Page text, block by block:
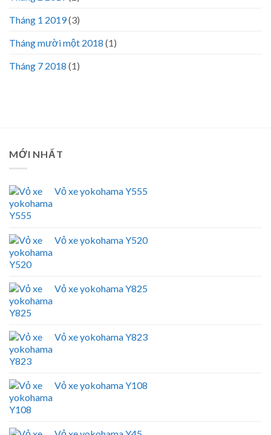
Tháng 1 2019(3)
Tháng mười một 2018 (1)
Tháng 7 2018 (1)
MỚI NHẤT
Vỏ xe yokohama Y555
Vỏ xe yokohama Y520
Vỏ xe yokohama Y825
Vỏ xe yokohama Y823
Vỏ xe yokohama Y108